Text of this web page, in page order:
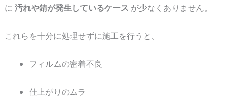
に 汚れや錆が発生しているケース が少なくありません。
これらを十分に処理せずに施工を行うと、
フィルムの密着不良
仕上がりのムラ